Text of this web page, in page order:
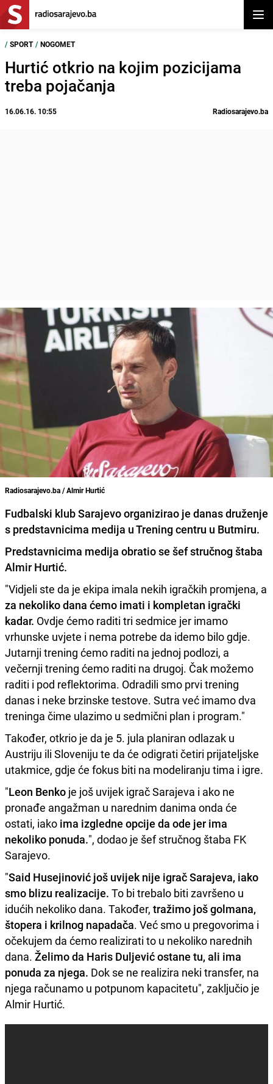
/ SPORT / NOGOMET
Hurtić otkrio na kojim pozicijama
treba pojačanja
16.06.16. 10:55 Radiosarajevo.ba
Radiosarajevo.ba / Almir Hurtić
Fudbalski klub Sarajevo organizirao je danas druženje
s predstavnicima medija u Trening centru u Butmiru.
Predstavnicima medija obratio se šef stručnog štaba
Almir Hurtić.
"Vidjeli ste da je ekipa imala nekih igračkih promjena, a
za nekoliko dana ćemo imati i kompletan igrački
kadar. Ovdje ćemo raditi tri sedmice jer imamo
vrhunske uvjete i nema potrebe da idemo bilo gdje.
Jutarnji trening ćemo raditi na jednoj podlozi, a
večernji trening ćemo raditi na drugoj. Čak možemo
raditi i pod reflektorima. Odradili smo prvi trening
danas i neke brzinske testove. Sutra već imamo dva
treninga čime ulazimo u sedmični plan i program."
Također, otkrio je da je 5. jula planiran odlazak u
Austriju ili Sloveniju te da će odigrati četiri prijateljske
utakmice, gdje će fokus biti na modeliranju tima i igre.
"Leon Benko je još uvijek igrač Sarajeva i ako ne
pronađe angažman u narednim danima onda će
ostati, iako ima izgledne opcije da ode jer ima
nekoliko ponuda.", dodao je šef stručnog štaba FK
Sarajevo.
"Said Husejinović još uvijek nije igrač Sarajeva, iako
smo blizu realizacije. To bi trebalo biti završeno u
idućih nekoliko dana. Također, tražimo još golmana,
štopera i krilnog napadača. Već smo u pregovorima i
očekujem da ćemo realizirati to u nekoliko narednih
dana. Želimo da Haris Duljević ostane tu, ali ima
ponuda za njega. Dok se ne realizira neki transfer, na
njega računamo u potpunom kapacitetu", zaključio je
Almir Hurtić.